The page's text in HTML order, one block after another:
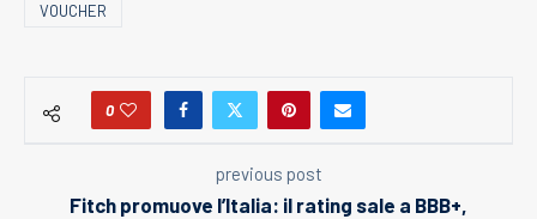
VOUCHER
0
previous post
Fitch promuove l’Italia: il rating sale a BBB+,